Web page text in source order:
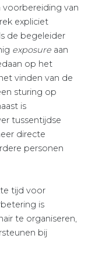
voorbereiding van
expliciet
de begeleider
exposure aan
op het
vinden van de
sturing op
is
tussentijdse
directe
personen
tijd voor
is
te organiseren,
bij